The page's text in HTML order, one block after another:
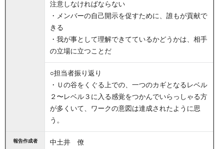
注意しなければならない
・メンバーの自己開示を促すために、誰もが貢献で
きる
・我が事として理解できてているかどうかは、相手
の立場に立つことだ
○担当者振り返り
・Ｕの谷をくぐる上での、一つのカギとなるレベル
２〜レベル３に入る感覚をつかんでいらっしゃる方
が多くいて、ワークの意図は達成されたように思
う。
報告作成者 中土井 僚